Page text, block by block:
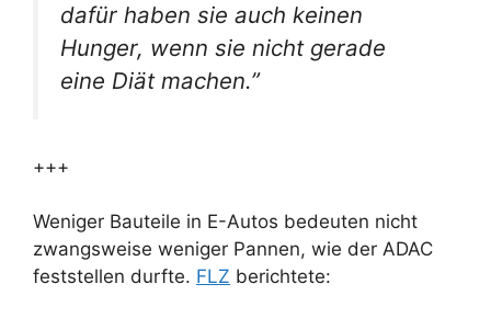
dafür haben sie auch keinen
Hunger, wenn sie nicht gerade
eine Diät machen.”
+++
Weniger Bauteile in E-Autos bedeuten nicht
zwangsweise weniger Pannen, wie der ADAC
feststellen durfte. FLZ berichtete: